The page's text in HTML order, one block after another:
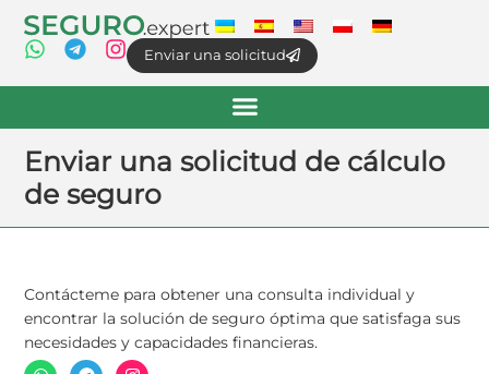
Enviar una solicitud
Enviar una solicitud de cálculo
de seguro
Contácteme para obtener una consulta individual y
encontrar la solución de seguro óptima que satisfaga sus
necesidades y capacidades financieras.